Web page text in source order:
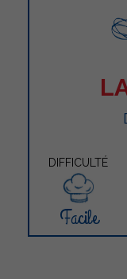
DIFFICULTÉ
Facile